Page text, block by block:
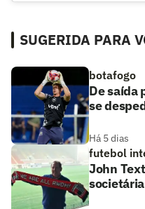
SUGERIDA PARA
botafogo
De saída
se
Há 5 dias
futebol
John